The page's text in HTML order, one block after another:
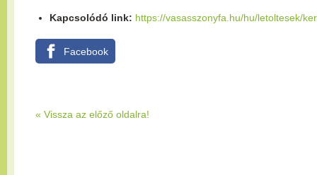
Kapcsolódó link: https://vasasszonyfa.hu/hu/letoltesek/
Facebook
« Vissza az előző oldalra!